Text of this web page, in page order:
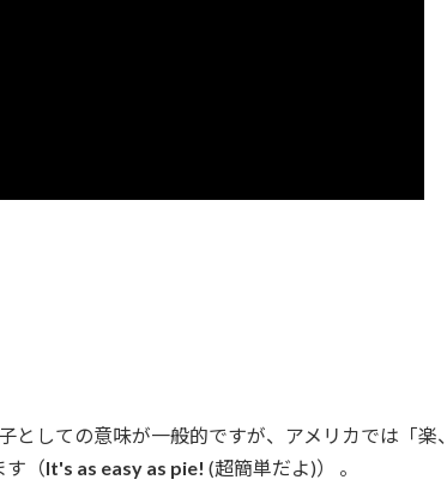
としての意味が一般的ですが、アメリカでは「楽、
す（It's as easy as pie! (超簡単だよ)） 。